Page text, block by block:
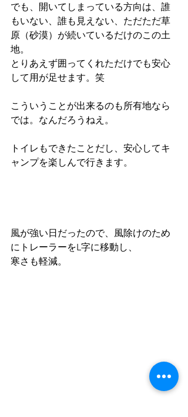
でも、開いてしまっている方向は、誰
もいない、誰も見えない、ただただ草
原（砂漠）が続いているだけのこの土
地。
とりあえず囲ってくれただけでも安心
して用が足せます。笑
こういうことが出来るのも所有地なら
では。なんだろうねえ。
トイレもできたことだし、安心してキ
ャンプを楽しんで行きます。
風が強い日だったので、風除けのため
にトレーラーをL字に移動し、
寒さも軽減。